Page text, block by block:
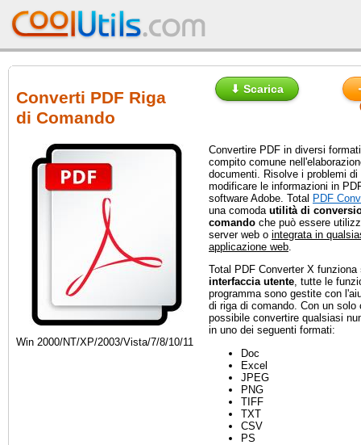
Converti PDF Riga
di Comando
⬇ Scarica
Win 2000/NT/XP/2003/Vista/7/8/10/11
Convertire PDF in diversi
compito comune
documenti. Risolve i problemi
modificare le informazioni in
software Adobe. Total PDF
una comoda utilità di
comando che può essere
server web o integrata in
applicazione web.
Total PDF Converter X funziona
interfaccia utente, tutte le
programma sono gestite con
di riga di comando. Con un solo
possibile convertire qualsiasi
in uno dei seguenti formati:
Doc
Excel
JPEG
PNG
TIFF
TXT
CSV
PS